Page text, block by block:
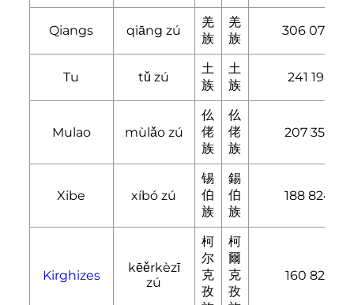
Qiangs qiāng zú
羌
族
羌
族
306 072
Tu tǔ zú
土
族
土
族
241 198
Mulao mùlǎo zú
仫
佬
族
仫
佬
族
207 352
Xibe xíbó zú
锡
伯
族
錫
伯
族
188 824
Kirghizes
kēěrkèzī
zú
柯
尔
克
孜
柯
爾
克
孜
160 823